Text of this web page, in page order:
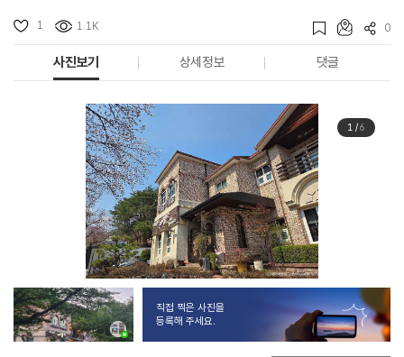
1 1.1K 0
사진보기 상세정보 댓글
1/6
직접 찍은 사진을
등록해 주세요.